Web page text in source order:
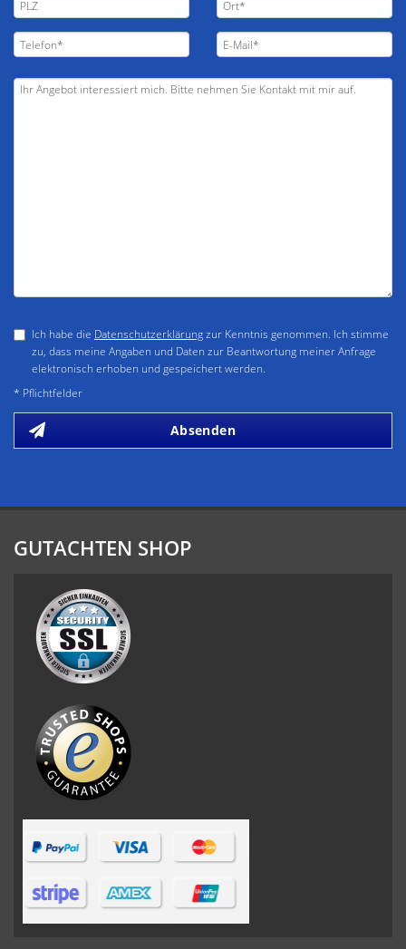
Ich habe die Datenschutzerklärungzur Kenntnis genommen. Ich stimme
zu, dass meine Angaben und Daten zur Beantwortung meiner Anfrage
elektronisch erhoben und gespeichert werden.
* Pflichtfelder
Absenden
GUTACHTEN SHOP